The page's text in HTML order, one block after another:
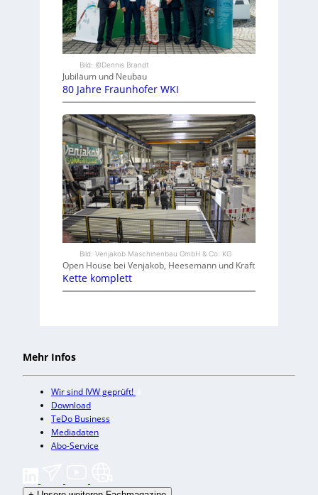
Bild: ©Dennis Brandt
Jubiläum und Neubau
80 Jahre Fraunhofer WKI
Bild: Venjakob Maschinenbau GmbH & Co. KG
Open House bei Venjakob, Heesemann und Kraft
Kette komplett
Mehr Infos
Wir sind IVW geprüft!
Download
TeDo Business
Mediadaten
Abo-Service